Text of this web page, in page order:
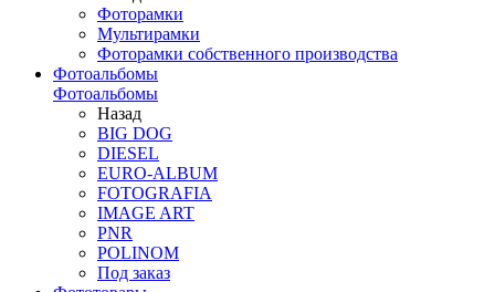
Фоторамки
Мультирамки
Фоторамки собственного производства
Фотоальбомы
Фотоальбомы
Назад
BIG DOG
DIESEL
EURO-ALBUM
FOTOGRAFIA
IMAGE ART
PNR
POLINOM
Под заказ